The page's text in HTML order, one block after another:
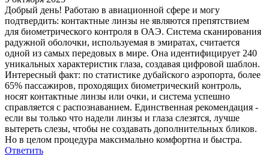
Добрый день! Работаю в авиационной сфере и могу
подтвердить: контактные линзы не являются препятствием
для биометрического контроля в ОАЭ. Система сканирования
радужной оболочки, используемая в эмиратах, считается
одной из самых передовых в мире. Она идентифицирует 240
уникальных характеристик глаза, создавая цифровой шаблон.
Интересный факт: по статистике дубайского аэропорта, более
65% пассажиров, проходящих биометрический контроль,
носят контактные линзы или очки, и система успешно
справляется с распознаванием. Единственная рекомендация -
если вы только что надели линзы и глаза слезятся, лучше
вытереть слезы, чтобы не создавать дополнительных бликов.
Но в целом процедура максимально комфортна и быстра.
Ответить